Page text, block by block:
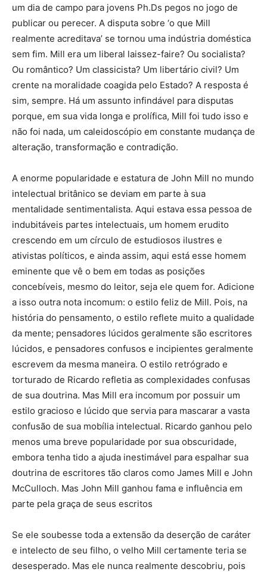
um dia de campo para jovens Ph.Ds pegos no jogo de
publicar ou perecer. A disputa sobre ‘o que Mill
realmente acreditava’ se tornou uma indústria doméstica
sem fim. Mill era um liberal laissez-faire? Ou socialista?
Ou romântico? Um classicista? Um libertário civil? Um
crente na moralidade coagida pelo Estado? A resposta é
sim, sempre. Há um assunto infindável para disputas
porque, em sua vida longa e prolífica, Mill foi tudo isso e
não foi nada, um caleidoscópio em constante mudança de
alteração, transformação e contradição.
A enorme popularidade e estatura de John Mill no mundo
intelectual britânico se deviam em parte à sua
mentalidade sentimentalista. Aqui estava essa pessoa de
indubitáveis partes intelectuais, um homem erudito
crescendo em um círculo de estudiosos ilustres e
ativistas políticos, e ainda assim, aqui está esse homem
eminente que vê o bem em todas as posições
concebíveis, mesmo do leitor, seja ele quem for. Adicione
a isso outra nota incomum: o estilo feliz de Mill. Pois, na
história do pensamento, o estilo reflete muito a qualidade
da mente; pensadores lúcidos geralmente são escritores
lúcidos, e pensadores confusos e incipientes geralmente
escrevem da mesma maneira. O estilo retrógrado e
torturado de Ricardo refletia as complexidades confusas
de sua doutrina. Mas Mill era incomum por possuir um
estilo gracioso e lúcido que servia para mascarar a vasta
confusão de sua mobília intelectual. Ricardo ganhou pelo
menos uma breve popularidade por sua obscuridade,
embora tenha tido a ajuda inestimável para espalhar sua
doutrina de escritores tão claros como James Mill e John
McCulloch. Mas John Mill ganhou fama e influência em
parte pela graça de seus escritos
Se ele soubesse toda a extensão da deserção de caráter
e intelecto de seu filho, o velho Mill certamente teria se
desesperado. Mas ele nunca realmente descobriu, pois